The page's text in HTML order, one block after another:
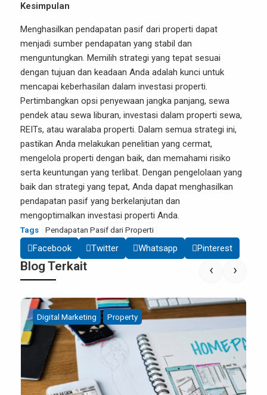
Kesimpulan
Menghasilkan pendapatan pasif dari properti dapat
menjadi sumber pendapatan yang stabil dan
menguntungkan. Memilih strategi yang tepat sesuai
dengan tujuan dan keadaan Anda adalah kunci untuk
mencapai keberhasilan dalam investasi properti.
Pertimbangkan opsi penyewaan jangka panjang, sewa
pendek atau sewa liburan, investasi dalam properti sewa,
REITs, atau waralaba properti. Dalam semua strategi ini,
pastikan Anda melakukan penelitian yang cermat,
mengelola properti dengan baik, dan memahami risiko
serta keuntungan yang terlibat. Dengan pengelolaan yang
baik dan strategi yang tepat, Anda dapat menghasilkan
pendapatan pasif yang berkelanjutan dan
mengoptimalkan investasi properti Anda.
Tags Pendapatan Pasif dari Properti
Facebook Twitter Whatsapp Pinterest
Blog Terkait
Digital Marketing Property
‹ ›